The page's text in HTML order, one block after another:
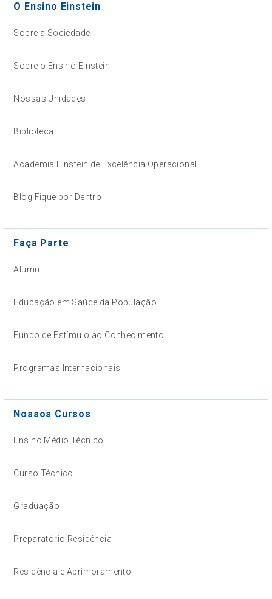
O Ensino Einstein
Sobre a Sociedade
Sobre o Ensino Einstein
Nossas Unidades
Biblioteca
Academia Einstein de Excelência Operacional
Blog Fique por Dentro
Faça Parte
Alumni
Educação em Saúde da População
Fundo de Estímulo ao Conhecimento
Programas Internacionais
Nossos Cursos
Ensino Médio Técnico
Curso Técnico
Graduação
Preparatório Residência
Residência e Aprimoramento